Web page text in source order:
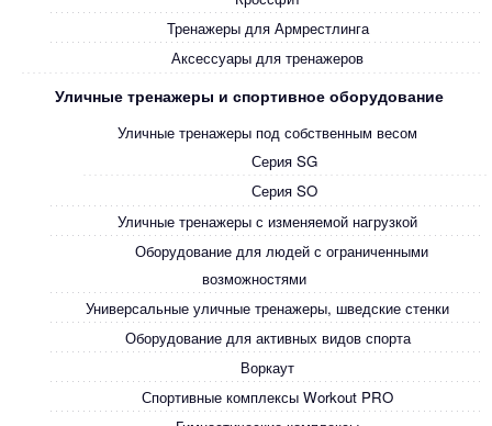
Тренажеры для Армрестлинга
Аксессуары для тренажеров
Уличные тренажеры и спортивное оборудование
Уличные тренажеры под собственным весом
Серия SG
Серия SO
Уличные тренажеры с изменяемой нагрузкой
Оборудование для людей с ограниченными
возможностями
Универсальные уличные тренажеры, шведские стенки
Оборудование для активных видов спорта
Воркаут
Спортивные комплексы Workout PRO